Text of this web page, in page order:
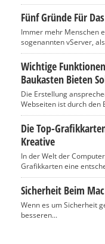
Fünf Gründe Für
Immer mehr Menschen
sogenannten vServer,
Wichtige
Baukasten Bieten
Die Erstellung
Webseiten ist durch den
Die Top-
Kreative
In der Welt der
Grafikkarten eine
Sicherheit Beim
Wenn es um Sicherheit
besseren...